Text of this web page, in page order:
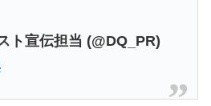
ト宣伝担当 (@DQ_PR)